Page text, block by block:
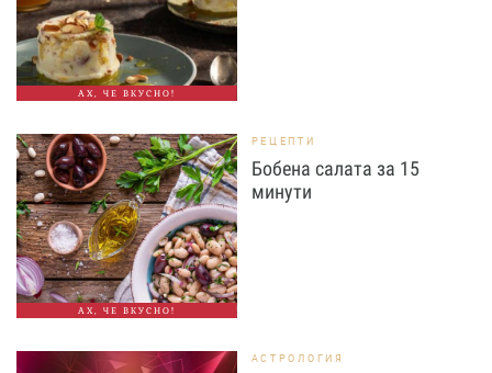
АХ, ЧЕ ВКУСНО!
АХ, ЧЕ ВКУСНО!
РЕЦЕПТИ
Бобена салата за 15
минути
АСТРОЛОГИЯ